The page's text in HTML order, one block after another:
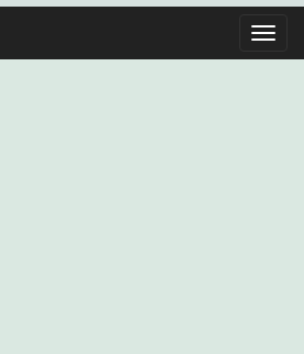
Toggle